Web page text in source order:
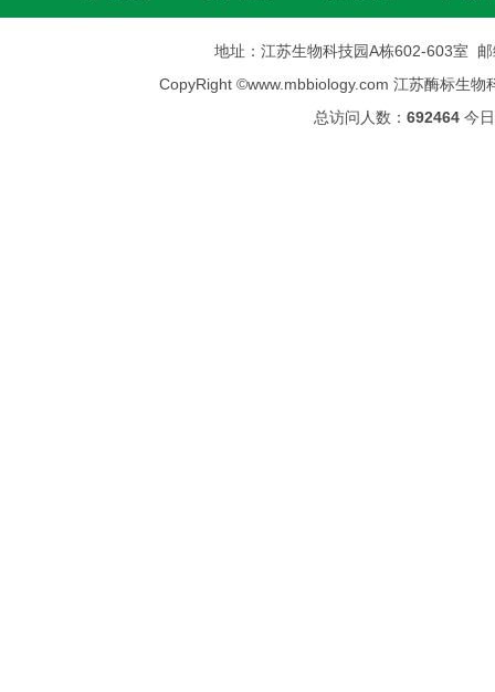
地址：江苏生物科技园A栋602-603室
CopyRight ©www.mbbiology.com 江苏酶标生物
总访问人数： 692464 今